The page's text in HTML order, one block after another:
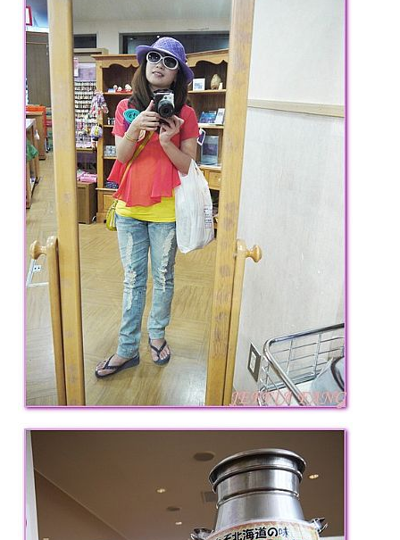
主
持、
校
企
業
講
座、
部
落
客
及
旅
遊
觀
局
達
人